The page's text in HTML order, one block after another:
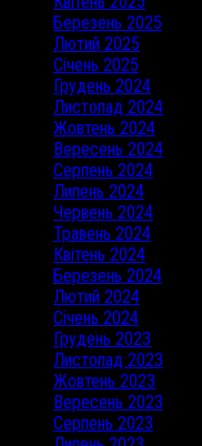
Березень 2025
Лютий 2025
Січень 2025
Грудень 2024
Листопад 2024
Жовтень 2024
Вересень 2024
Серпень 2024
Липень 2024
Червень 2024
Травень 2024
Квітень 2024
Березень 2024
Лютий 2024
Січень 2024
Грудень 2023
Листопад 2023
Жовтень 2023
Вересень 2023
Серпень 2023